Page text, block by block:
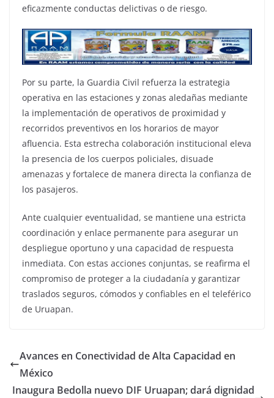
eficazmente conductas delictivas o de riesgo.
Por su parte, la Guardia Civil refuerza la estrategia
operativa en las estaciones y zonas aledañas mediante
la implementación de operativos de proximidad y
recorridos preventivos en los horarios de mayor
afluencia. Esta estrecha colaboración institucional eleva
la presencia de los cuerpos policiales, disuade
amenazas y fortalece de manera directa la confianza de
los pasajeros.
Ante cualquier eventualidad, se mantiene una estricta
coordinación y enlace permanente para asegurar un
despliegue oportuno y una capacidad de respuesta
inmediata. Con estas acciones conjuntas, se reafirma el
compromiso de proteger a la ciudadanía y garantizar
traslados seguros, cómodos y confiables en el teleférico
de Uruapan.
Avances en Conectividad de Alta Capacidad en
México
Inaugura Bedolla nuevo DIF Uruapan; dará dignidad